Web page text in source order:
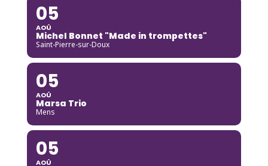
05
AOÛ
Michel Bonnet "Made in trompettes"
Saint-Pierre-sur-Doux
05
AOÛ
Marsa Trio
Mens
05
AOÛ